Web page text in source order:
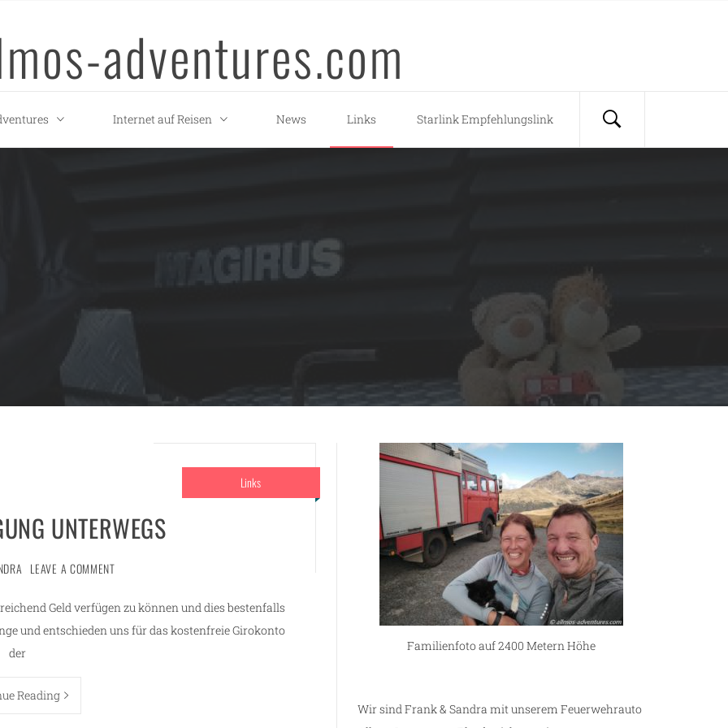
adventures.com
Internet auf Reisen News Links Starlink Empfehlungslink
Links
UNTERWEGS
LEAVE A COMMENT
Geld verfügen zu können und dies bestenfalls
und entschieden uns für das kostenfreie Girokonto
der
Reading
Familienfoto auf 2400 Metern Höhe
Wir sind Frank & Sandra mit unserem Feuerwehrauto